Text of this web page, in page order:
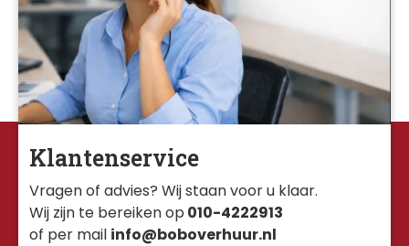
Klantenservice
Vragen of advies? Wij staan voor u klaar.
Wij zijn te bereiken op 010-4222913
of per mail info@boboverhuur.nl